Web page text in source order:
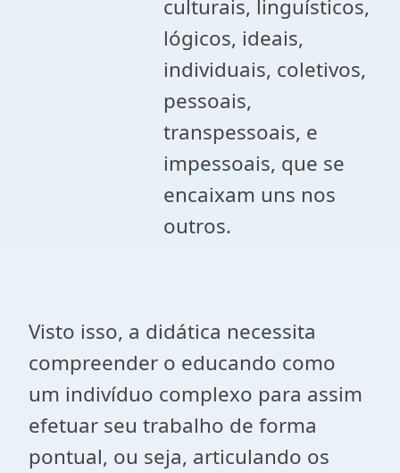
culturais, linguísticos,
lógicos, ideais,
individuais, coletivos,
pessoais,
transpessoais, e
impessoais, que se
encaixam uns nos
outros.
Visto isso, a didática necessita
compreender o educando como
um indivíduo complexo para assim
efetuar seu trabalho de forma
pontual, ou seja, articulando os